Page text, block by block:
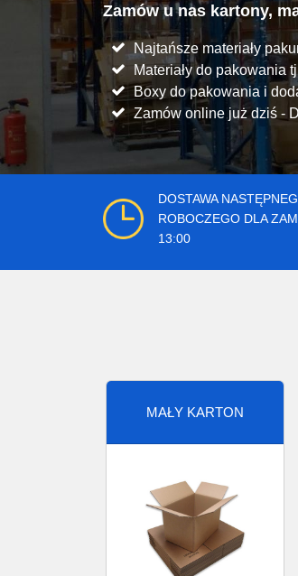
Zamów u nas kartony,
Najtańsze materiały
Materiały do pakowania
Boxy do pakowania i
Zamów online już dziś -
DOSTAWA
ROBOCZEGO DLA
13:00
MAŁY KARTON